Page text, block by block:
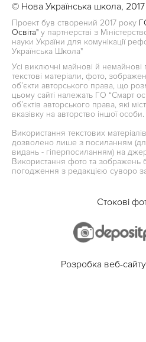
© Нова Українська школа, 2017
Проект був створений 2017 року
Освіта" у партнерстві з
науки України для комунікації
Українська Школа"
Усі виключні майнові й немайнові
текстові матеріали, фото,
об’єкти авторського права, що
цьому сайті належать ГО “Смарт
об’єктів авторського права, які
вказівку на авторство іншої особи.
Використання текстових
дозволено лише з посиланням
видань - гіперпосиланням) на
Використання фото та зображень
погодження з редакцією суворо
Стокові
Розробка веб-сайту